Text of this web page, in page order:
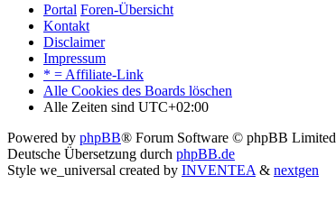
Portal Foren-Übersicht
Kontakt
Disclaimer
Impressum
* = Affiliate-Link
Alle Cookies des Boards löschen
Alle Zeiten sind UTC+02:00
Powered by phpBB® Forum Software © phpBB Limited
Deutsche Übersetzung durch phpBB.de
Style we_universal created by INVENTEA & nextgen